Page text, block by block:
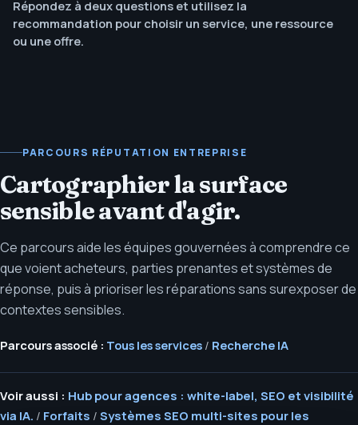
Répondez à deux questions et utilisez la
recommandation pour choisir un service, une ressource
ou une offre.
PARCOURS RÉPUTATION ENTREPRISE
Cartographier la surface
sensible avant d'agir.
Ce parcours aide les équipes gouvernées à comprendre ce
que voient acheteurs, parties prenantes et systèmes de
réponse, puis à prioriser les réparations sans surexposer de
contextes sensibles.
Parcours associé : Tous les services / Recherche IA
Voir aussi : Hub pour agences : white-label, SEO et visibilité
via IA. / Forfaits / Systèmes SEO multi-sites pour les